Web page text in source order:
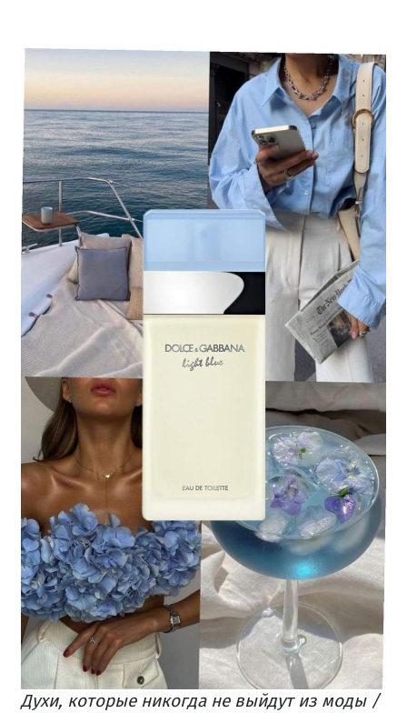
Духи, которые никогда не выйдут из моды /